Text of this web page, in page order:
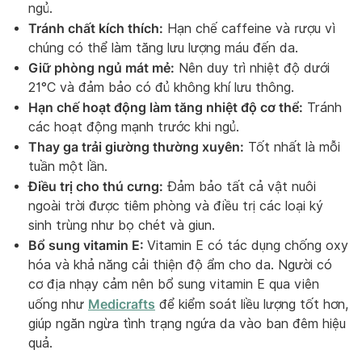
ngủ.
Tránh chất kích thích: Hạn chế caffeine và rượu vì
chúng có thể làm tăng lưu lượng máu đến da.
Giữ phòng ngủ mát mẻ: Nên duy trì nhiệt độ dưới
21°C và đảm bảo có đủ không khí lưu thông.
Hạn chế hoạt động làm tăng nhiệt độ cơ thể: Tránh
các hoạt động mạnh trước khi ngủ.
Thay ga trải giường thường xuyên: Tốt nhất là mỗi
tuần một lần.
Điều trị cho thú cưng: Đảm bảo tất cả vật nuôi
ngoài trời được tiêm phòng và điều trị các loại ký
sinh trùng như bọ chét và giun.
Bổ sung vitamin E: Vitamin E có tác dụng chống oxy
hóa và khả năng cải thiện độ ẩm cho da. Người có
cơ địa nhạy cảm nên bổ sung vitamin E qua viên
uống như Medicrafts để kiểm soát liều lượng tốt hơn,
giúp ngăn ngừa tình trạng ngứa da vào ban đêm hiệu
quả.